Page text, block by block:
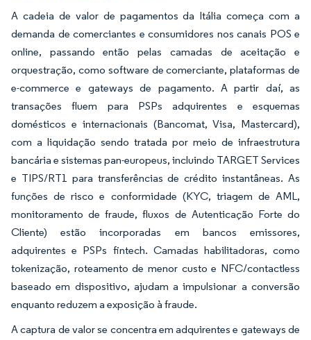
A cadeia de valor de pagamentos da Itália começa com a
demanda de comerciantes e consumidores nos canais POS e
online, passando então pelas camadas de aceitação e
orquestração, como software de comerciante, plataformas de
e-commerce e gateways de pagamento. A partir daí, as
transações fluem para PSPs adquirentes e esquemas
domésticos e internacionais (Bancomat, Visa, Mastercard),
com a liquidação sendo tratada por meio de infraestrutura
bancária e sistemas pan-europeus, incluindo TARGET Services
e TIPS/RT1 para transferências de crédito instantâneas. As
funções de risco e conformidade (KYC, triagem de AML,
monitoramento de fraude, fluxos de Autenticação Forte do
Cliente) estão incorporadas em bancos emissores,
adquirentes e PSPs fintech. Camadas habilitadoras, como
tokenização, roteamento de menor custo e NFC/contactless
baseado em dispositivo, ajudam a impulsionar a conversão
enquanto reduzem a exposição à fraude.
A captura de valor se concentra em adquirentes e gateways de